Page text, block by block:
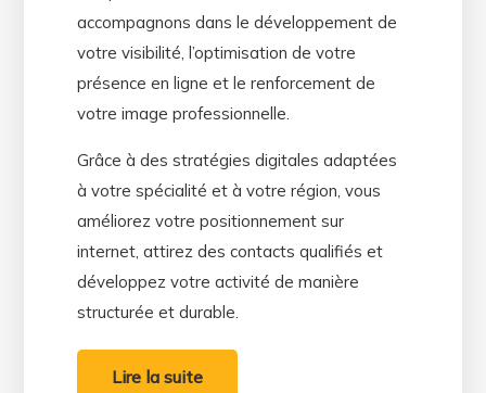
accompagnons dans le développement de
votre visibilité, l’optimisation de votre
présence en ligne et le renforcement de
votre image professionnelle.
Grâce à des stratégies digitales adaptées
à votre spécialité et à votre région, vous
améliorez votre positionnement sur
internet, attirez des contacts qualifiés et
développez votre activité de manière
structurée et durable.
Lire la suite